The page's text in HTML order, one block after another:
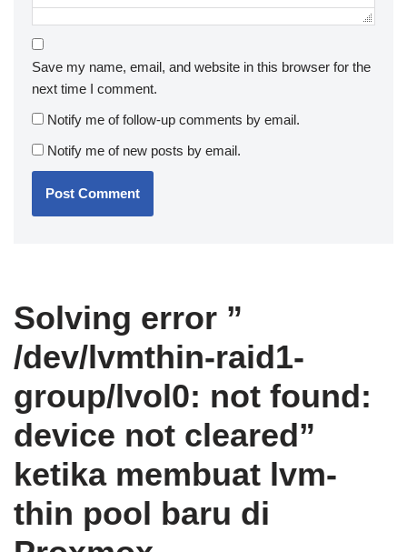
Save my name, email, and website in this browser for the
next time I comment.
Notify me of follow-up comments by email.
Notify me of new posts by email.
Solving error ”
/dev/lvmthin-raid1-
group/lvol0: not found:
device not cleared”
ketika membuat lvm-
thin pool baru di